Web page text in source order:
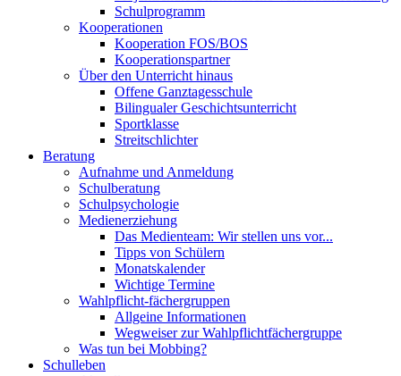
Schulprogramm
Kooperationen
Kooperation FOS/BOS
Kooperationspartner
Über den Unterricht hinaus
Offene Ganztagesschule
Bilingualer Geschichtsunterricht
Sportklasse
Streitschlichter
Beratung
Aufnahme und Anmeldung
Schulberatung
Schulpsychologie
Medienerziehung
Das Medienteam: Wir stellen uns vor...
Tipps von Schülern
Monatskalender
Wichtige Termine
Wahlpflicht-fächergruppen
Allgeine Informationen
Wegweiser zur Wahlpflichtfächergruppe
Was tun bei Mobbing?
Schulleben